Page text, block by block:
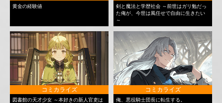
黄金の経験値
剣と魔法と学歴社会 ～前世はガリ勉だっ
た俺が、今世は風任せで自由に生きたい
～
コミカライズ
図書館の天才少女 ～本好きの新人官吏は
コミカライズ
俺、悪役騎士団長に転生する。